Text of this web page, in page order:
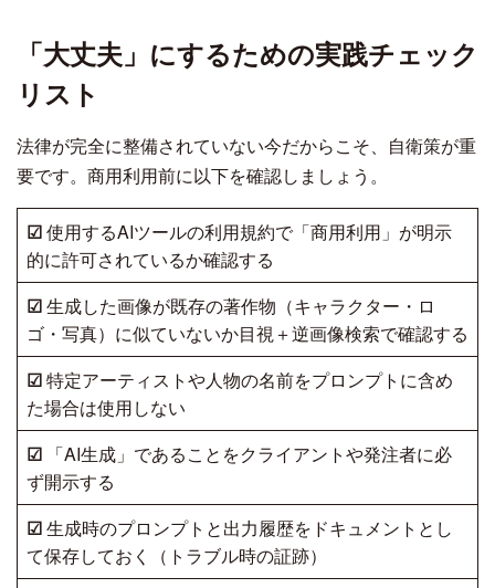
「大丈夫」にするための実践チェック
リスト
法律が完全に整備されていない今だからこそ、自衛策が重
要です。商用利用前に以下を確認しましょう。
☑使用するAIツールの利用規約で「商用利用」が明示
的に許可されているか確認する
☑生成した画像が既存の著作物（キャラクター・ロ
ゴ・写真）に似ていないか目視＋逆画像検索で確認する
☑特定アーティストや人物の名前をプロンプトに含め
た場合は使用しない
☑ 「AI生成」であることをクライアントや発注者に必
ず開示する
☑生成時のプロンプトと出力履歴をドキュメントとし
て保存しておく（トラブル時の証跡）